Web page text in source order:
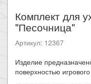
Комплект для
"Песочница"
Артикул: 12367
​Изделие
поверхностью